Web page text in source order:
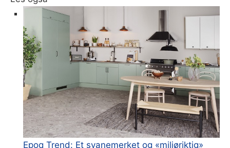
Epoq Trend: Et svanemerket og «miljøriktig»